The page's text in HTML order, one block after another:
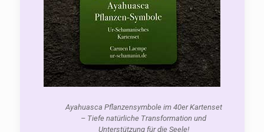
Ayahuasca Pflanzensymbole im 40er Kartenset
– Tiefe natürliche Transformation und
Unterstützung für die Seele!